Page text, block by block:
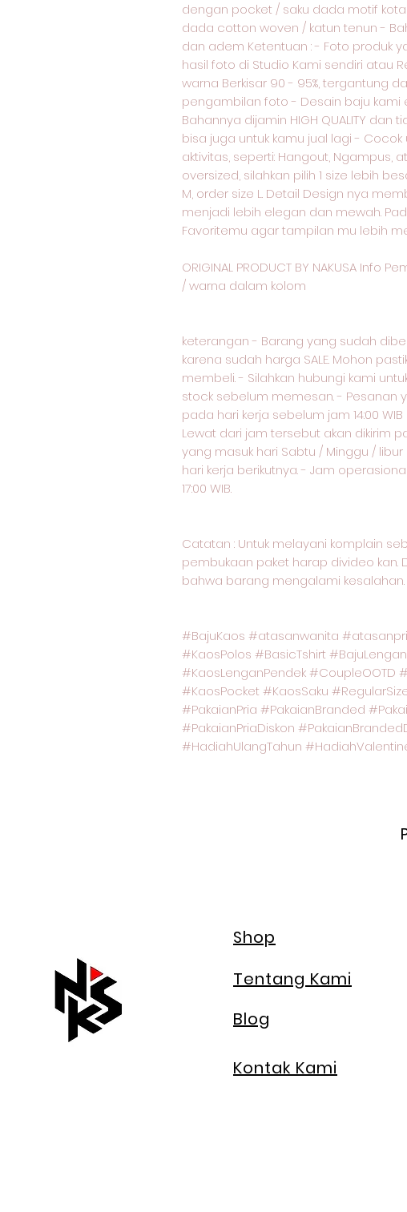
dengan pocket / saku dada motif
dada cotton woven / katun tenun -
dan adem Ketentuan : - Foto produk
hasil foto di Studio Kami sendiri atau
warna Berkisar 90 - 95%, tergantung
pengambilan foto - Desain baju kami
Bahannya dijamin HIGH QUALITY dan
bisa juga untuk kamu jual lagi -
aktivitas, seperti: Hangout, Ngampus,
oversized, silahkan pilih 1 size lebih
M, order size L. Detail Design nya
menjadi lebih elegan dan mewah.
Favoritemu agar tampilan mu lebih
ORIGINAL PRODUCT BY NAKUSA Info
/ warna dalam kolom
keterangan - Barang yang sudah
karena sudah harga SALE. Mohon
membeli. - Silahkan hubungi kami
stock sebelum memesan. - Pesanan
pada hari kerja sebelum jam 14:00
Lewat dari jam tersebut akan dikirim
yang masuk hari Sabtu / Minggu /
hari kerja berikutnya. - Jam
17:00 WIB.
Catatan : Untuk melayani komplain
pembukaan paket harap divideo kan.
bahwa barang mengalami kesalahan.
#BajuKaos #atasanwanita
#KaosPolos #BasicTshirt
#KaosLenganPendek #CoupleOOTD
#KaosPocket #KaosSaku
#PakaianPria #PakaianBranded
#PakaianPriaDiskon
#HadiahUlangTahun
Shop
Tentang Kami
Blog
Kontak Kami